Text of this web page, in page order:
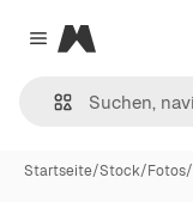
Close menu
Magnific
Startseite/Stock/Fotos/